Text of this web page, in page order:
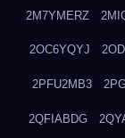
2M7YMERZ
2OC6YQYJ
2PFU2MB3
2QFIABDG